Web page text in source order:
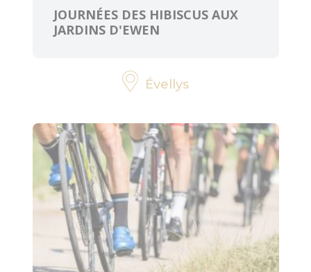
JOURNÉES DES HIBISCUS AUX
JARDINS D'EWEN
Évellys